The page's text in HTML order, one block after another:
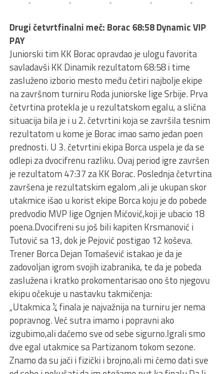
Drugi četvrtfinalni meč: Borac 68:58 Dynamic VIP
PAY
Juniorski tim KK Borac opravdao je ulogu favorita
savladavši KK Dinamik rezultatom 68:58 i time
zasluženo izborio mesto među četiri najbolje ekipe
na završnom turniru Roda juniorske lige Srbije. Prva
četvrtina protekla je u rezultatskom egalu, a slična
situacija bila je i u 2. četvrtini koja se završila tesnim
rezultatom u kome je Borac imao samo jedan poen
prednosti. U 3. četvrtini ekipa Borca uspela je da se
odlepi za dvocifrenu razliku. Ovaj period igre završen
je rezultatom 47:37 za KK Borac. Poslednja četvrtina
završena je rezultatskim egalom ,ali je ukupan skor
utakmice išao u korist ekipe Borca koju je do pobede
predvodio MVP lige Ognjen Mićović,koji je ubacio 18
poena.Dvocifreni su još bili kapiten Krsmanović i
Tutović sa 13, dok je Pejović postigao 12 koševa.
Trener Borca Dejan Tomašević istakao je da je
zadovoljan igrom svojih izabranika, te da je pobeda
zaslužena i kratko prokomentarisao ono što njegovu
ekipu očekuje u nastavku takmičenja:
„Utakmica ¼ finala je najvažnija na turniru jer nema
popravnog. Već sutra imamo i popravni ako
izgubimo,ali daćemo sve od sebe sigurno.Igrali smo
dve egal utakmice sa Partizanom tokom sezone.
Znamo da su jači i fizički i brojno,ali mi ćemo dati sve